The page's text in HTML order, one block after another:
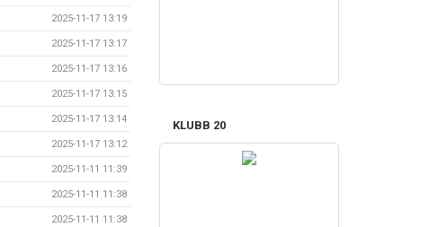
2025-11-17 13:19
2025-11-17 13:17
2025-11-17 13:16
2025-11-17 13:15
2025-11-17 13:14
2025-11-17 13:12
2025-11-11 11:39
2025-11-11 11:38
2025-11-11 11:38
KLUBB 20